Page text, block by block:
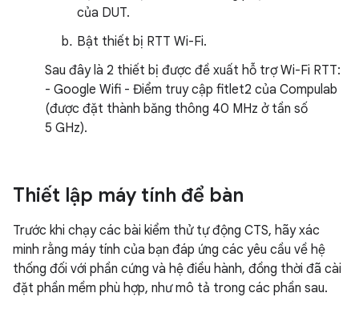
của DUT.
Bật thiết bị RTT Wi-Fi.
Sau đây là 2 thiết bị được đề xuất hỗ trợ Wi-Fi RTT:
- Google Wifi - Điểm truy cập fitlet2 của Compulab
(được đặt thành băng thông 40 MHz ở tần số
5 GHz).
Thiết lập máy tính để bàn
Trước khi chạy các bài kiểm thử tự động CTS, hãy xác
minh rằng máy tính của bạn đáp ứng các yêu cầu về hệ
thống đối với phần cứng và hệ điều hành, đồng thời đã cài
đặt phần mềm phù hợp, như mô tả trong các phần sau.